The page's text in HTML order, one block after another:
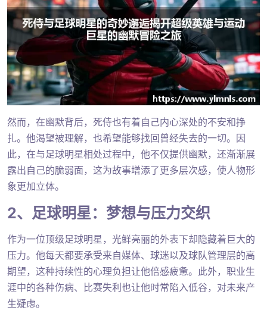
然而，在幽默背后，死侍也有着自己内心深处的不安和挣
扎。他渴望被理解，也希望能够找回曾经失去的一切。因
此，在与足球明星相处过程中，他不仅提供幽默，还渐渐展
露出自己的脆弱面，这为故事增添了更多层次感，使人物形
象更加立体。
2、足球明星：梦想与压力交织
作为一位顶级足球明星，光鲜亮丽的外表下却隐藏着巨大的
压力。他每天都要承受来自媒体、球迷以及球队管理层的高
期望，这种持续性的心理负担让他倍感疲惫。此外，职业生
涯中的各种伤病、比赛失利也让他时常陷入低谷，对未来产
生疑虑。